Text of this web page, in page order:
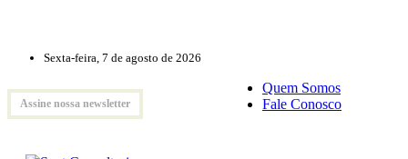
Sexta-feira, 7 de agosto de 2026
Assine nossa newsletter
Quem Somos
Fale Conosco